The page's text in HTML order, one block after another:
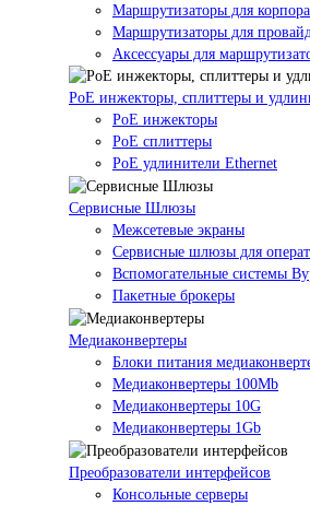
Маршрутизаторы для
Маршрутизаторы для
Аксессуары для
PoE инжекторы, сплиттеры и
PoE инжекторы
PoE сплиттеры
PoE удлинители Ethernet
Сервисные Шлюзы
Межсетевые экраны
Сервисные шлюзы для
Вспомогательные системы
Пакетные брокеры
Медиаконвертеры
Блоки питания
Медиаконвертеры 100Mb
Медиаконвертеры 10G
Медиаконвертеры 1Gb
Преобразователи интерфейсов
Консольные серверы